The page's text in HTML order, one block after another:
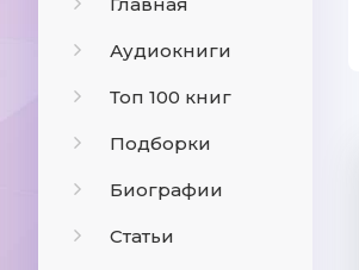
Аудиокниги
Топ 100 книг
Подборки
Биографии
Статьи